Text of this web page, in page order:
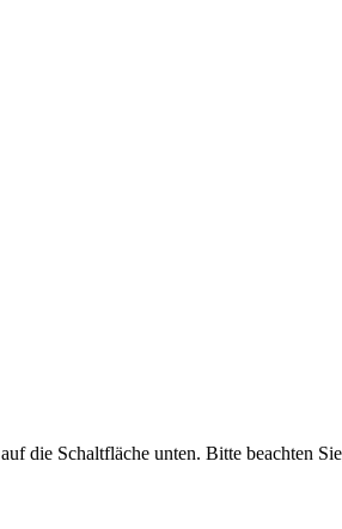
die Schaltfläche unten. Bitte beachten